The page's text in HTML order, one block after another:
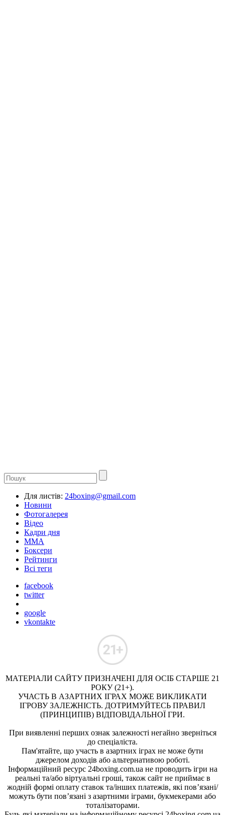
Для листів: 24boxing@gmail.com
Новини
Фотогалерея
Відео
Кадри дня
ММА
Боксери
Рейтинги
Всі теги
facebook
twitter
google
vkontakte
МАТЕРІАЛИ САЙТУ ПРИЗНАЧЕНІ ДЛЯ ОСІБ СТАРШЕ 21
РОКУ (21+).
УЧАСТЬ В АЗАРТНИХ ІГРАХ МОЖЕ ВИКЛИКАТИ
ІГРОВУ ЗАЛЕЖНІСТЬ. ДОТРИМУЙТЕСЬ ПРАВИЛ
(ПРИНЦИПІВ) ВІДПОВІДАЛЬНОЇ ГРИ.
При виявленні перших ознак залежності негайно зверніться
до спеціаліста.
Пам'ятайте, що участь в азартних іграх не може бути
джерелом доходів або альтернативою роботі.
Інформаційний ресурс 24boxing.com.ua не проводить ігри на
реальні та/або віртуальні гроші, також сайт не приймає в
жодній формі оплату ставок та/інших платежів, які пов’язані/
можуть бути пов’язані з азартними іграми, букмекерами або
тоталізаторами.